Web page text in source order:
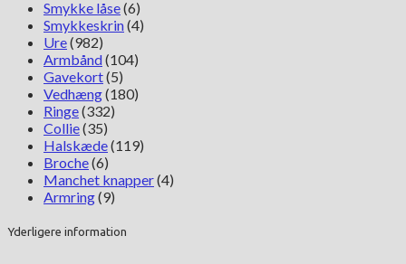
Smykke låse(6)
Smykkeskrin(4)
Ure(982)
Armbånd(104)
Gavekort(5)
Vedhæng(180)
Ringe(332)
Collie(35)
Halskæde(119)
Broche(6)
Manchet knapper(4)
Armring(9)
Yderligere information